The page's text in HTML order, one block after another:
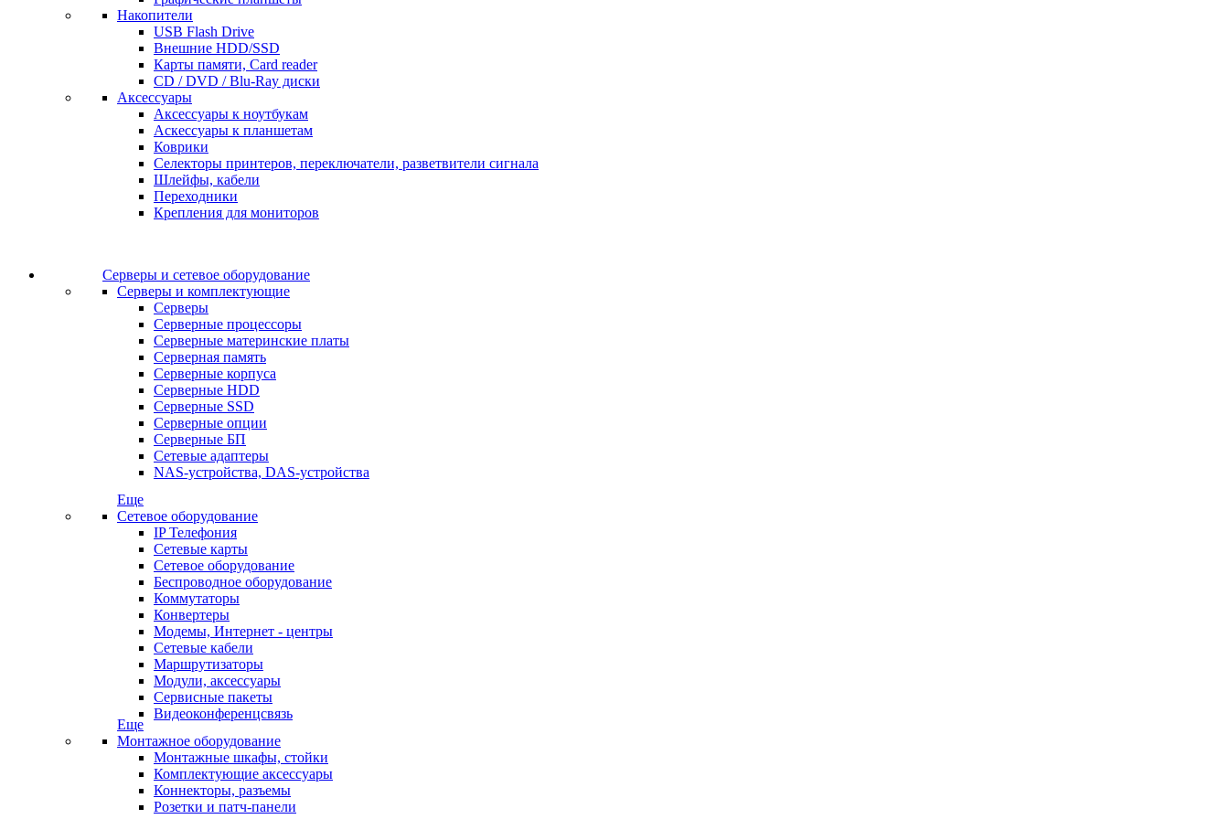
Накопители
USB Flash Drive
Внешние HDD/SSD
Карты памяти, Card reader
CD / DVD / Blu-Ray диски
Аксессуары
Аксессуары к ноутбукам
Аскессуары к планшетам
Коврики
Селекторы принтеров, переключатели, разветвители сигнала
Шлейфы, кабели
Переходники
Крепления для мониторов
Серверы и сетевое оборудование
Серверы и комплектующие
Серверы
Серверные процессоры
Серверные материнские платы
Серверная память
Серверные корпуса
Серверные HDD
Серверные SSD
Серверные опции
Серверные БП
Сетевые адаптеры
NAS-устройства, DAS-устройства
Еще
Сетевое оборудование
IP Телефония
Сетевые карты
Сетевое оборудование
Беспроводное оборудование
Коммутаторы
Конвертеры
Модемы, Интернет - центры
Сетевые кабели
Маршрутизаторы
Модули, аксессуары
Сервисные пакеты
Видеоконференцсвязь
Еще
Монтажное оборудование
Монтажные шкафы, стойки
Комплектующие аксессуары
Коннекторы, разъемы
Розетки и патч-панели